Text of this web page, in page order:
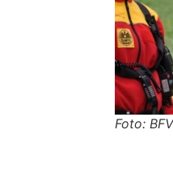
Foto: